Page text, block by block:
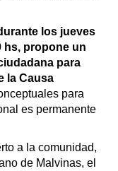
los jueves
hs, propone un
para
la Causa
para
es permanente
a la comunidad,
de Malvinas, el